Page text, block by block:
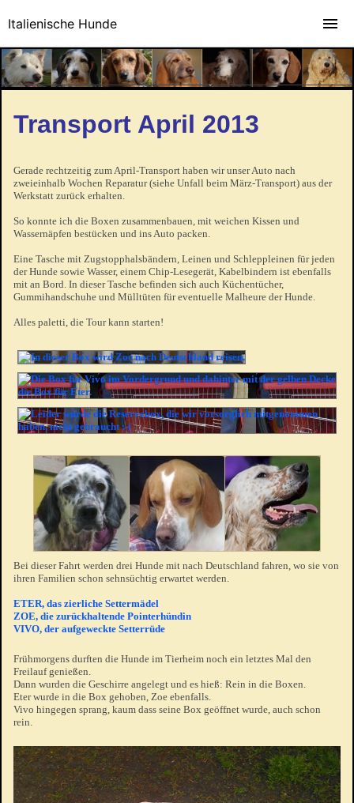
Transport April 2013
Gerade rechtzeitig zum April-Transport haben wir unser Auto nach
zweieinhalb Wochen Reparatur (siehe Unfall beim März-Transport) aus der
Werkstatt zurück erhalten.
So konnte ich die Boxen zusammenbauen, mit weichen Kissen und
Wassernäpfen bestücken und ins Auto packen.
Eine Tasche mit Zugstopphalsbändern, Leinen und Schleppleinen für jeden
der Hunde sowie Wasser, einem Chip-Lesegerät, Kabelbindern ist ebenfalls
mit an Bord. In dieser Tasche befinden sich auch Küchentücher,
Gummihandschuhe und Mülltüten für eventuelle Malheure der Hunde.
Alles paletti, die Tour kann starten!
Bei dieser Fahrt werden drei Hunde mit nach Deutschland fahren, wo sie von
ihren Familien schon sehnsüchtig erwartet werden.
ETER, das zierliche Settermädel
ZOE, die zurückhaltende Pointerhündin
VIVO, der aufgeweckte Setterrüde
Frühmorgens durften die Hunde im Tierheim noch ein letztes Mal den
Freilauf genießen.
Dann wurden die Geschirre angelegt und es hieß: Rein in die Boxen.
Eter wurde in die Box gehoben, Zoe ebenfalls.
Vivo hingegen sprang, kaum dass seine Box geöffnet wurde, auch schon
rein.
Italienische Hunde